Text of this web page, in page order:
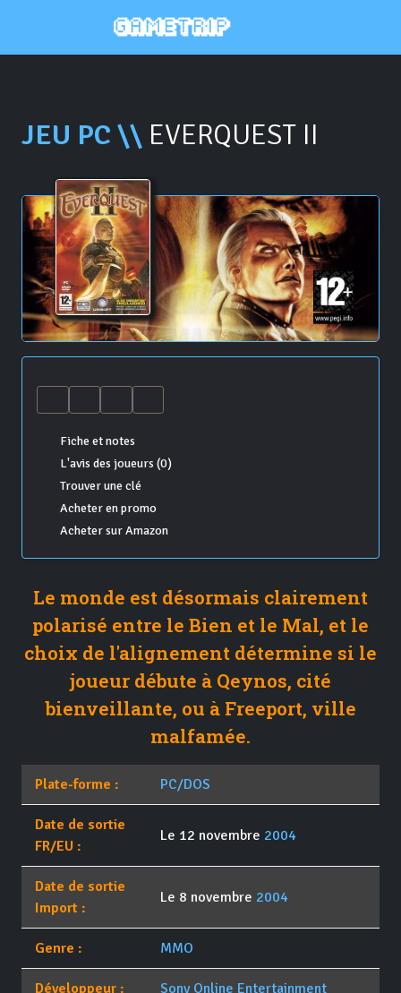
JEU PC \\ EVERQUEST II
Fiche et notes
L'avis des joueurs (0)
Trouver une clé
Acheter en promo
Acheter sur Amazon
Le monde est désormais clairement
polarisé entre le Bien et le Mal, et le
choix de l'alignement détermine si le
joueur débute à Qeynos, cité
bienveillante, ou à Freeport, ville
malfamée.
Plate-forme : PC/DOS
Date de sortie
FR/EU :
Le 12 novembre 2004
Date de sortie
Import :
Le 8 novembre 2004
Genre : MMO
Développeur : Sony Online Entertainment